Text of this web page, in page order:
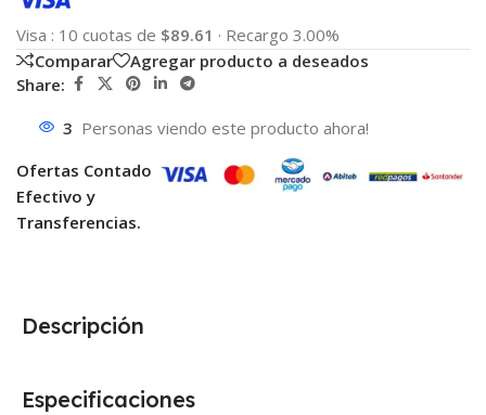
Visa : 10 cuotas de $89.61 · Recargo 3.00%
Comparar
Agregar producto a deseados
Share:
3 Personas viendo este producto ahora!
Ofertas Contado
Efectivo y
Transferencias.
Descripción
Especificaciones